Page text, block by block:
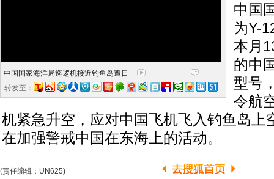
中国国家海洋局巡逻机接近钓鱼岛遭日
转发至：
中国
为Y-
本月
的中
型号
令航
机紧急升空，应对中国飞机飞入钓鱼岛上
在加强警戒中国在东海上的活动。
(责任编辑：UN625)